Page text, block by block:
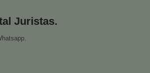
Juristas.